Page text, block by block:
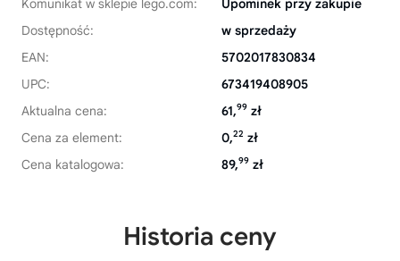
Komunikat w sklepie lego.com:
Upominek przy zakupie
Dostępność:
w sprzedaży
EAN:
5702017830834
UPC:
673419408905
Aktualna cena:
61,99 zł
Cena za element:
0,22 zł
Cena katalogowa:
89,99 zł
Historia ceny